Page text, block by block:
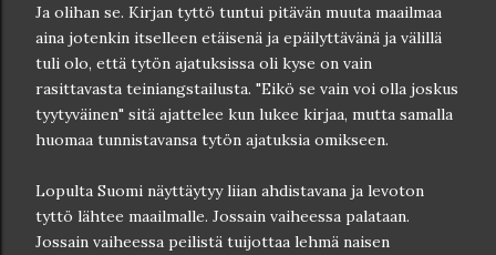
Ja olihan se. Kirjan tyttö tuntui pitävän muuta maailmaa
aina jotenkin itselleen etäisenä ja epäilyttävänä ja välillä
tuli olo, että tytön ajatuksissa oli kyse on vain
rasittavasta teiniangstailusta. "Eikö se vain voi olla joskus
tyytyväinen" sitä ajattelee kun lukee kirjaa, mutta samalla
huomaa tunnistavansa tytön ajatuksia omikseen.
Lopulta Suomi näyttäytyy liian ahdistavana ja levoton
tyttö lähtee maailmalle. Jossain vaiheessa palataan.
Jossain vaiheessa peilistä tuijottaa lehmä naisen